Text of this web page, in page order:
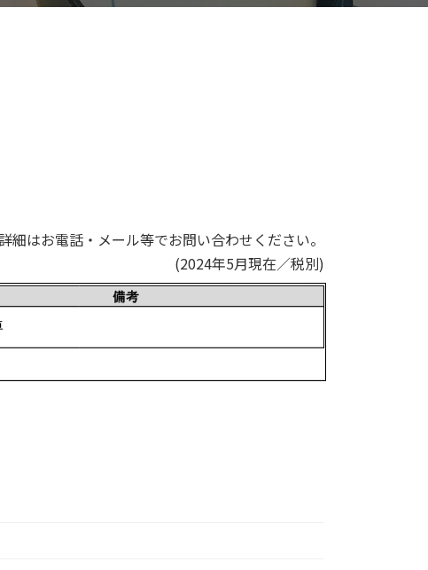
はお電話・メール等でお問い合わせください。
(2024年5月現在／税別)